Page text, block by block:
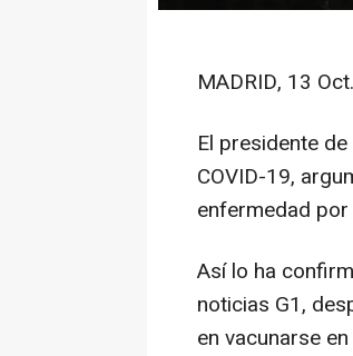
MADRID, 13
El presidente
COVID-19,
enfermedad
Así lo ha
noticias G1,
en vacunarse